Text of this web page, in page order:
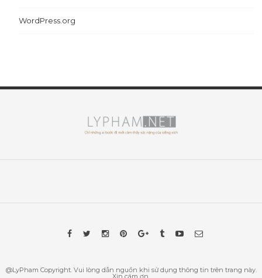
WordPress.org
@LyPham Copyright. Vui lòng dẫn nguồn khi sử dụng thông tin trên trang này.
Xin cám ơn.